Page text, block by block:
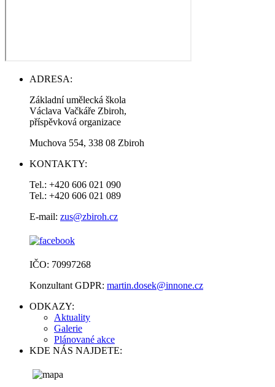
ADRESA:
Základní umělecká škola
Václava Vačkáře Zbiroh,
příspěvková organizace
Muchova 554, 338 08 Zbiroh
KONTAKTY:
Tel.: +420 606 021 090
Tel.: +420 606 021 089
E-mail: zus@zbiroh.cz
IČO: 70997268
Konzultant GDPR: martin.dosek@innone.cz
ODKAZY:
Aktuality
Galerie
Plánované akce
KDE NÁS NAJDETE: